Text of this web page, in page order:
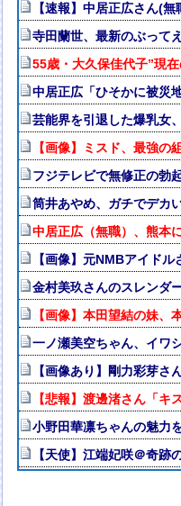
【速報】中居正広さん(
寺田蘭世、最新のぶって
55歳・大久保佳代子”現
中居正広「ひそかに被災
芸能界を引退した爆乳女
【画像】ミスド、最強の
フジテレビで無修正の勃
筒井あやめ、ガチでデカ
中居正広（無職）、熊本
【画像】元NMBアイド
金村美玖さんのスレンダ
【画像】本田望結の妹
一ノ瀬美空ちゃん、イワ
【画像あり】剛力彩芽
【悲報】渡邊渚さん「
小野田華凛ちゃんの魅力
【天使】江端妃咲＠奇跡